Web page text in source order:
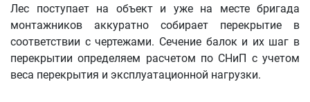
Лес поступает на объект и уже на месте бригада
монтажников аккуратно собирает перекрытие в
соответствии с чертежами. Сечение балок и их шаг в
перекрытии определяем расчетом по СНиП с учетом
веса перекрытия и эксплуатационной нагрузки.